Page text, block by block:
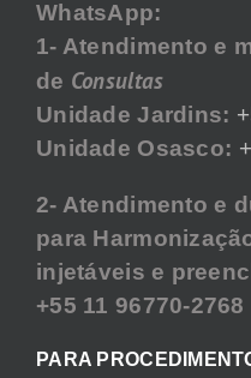
WhatsApp:
1- Atendimento e
de Consultas
Unidade Jardins:
Unidade Osasco:
2- Atendimento e
para
injetáveis e
+55 11 96770-2768
PARA